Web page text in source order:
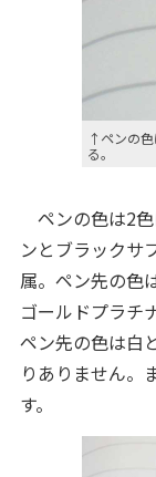
↑ペンの
る。
ペンの色は2
ンとブラックサ
属。ペン先の色
ゴールドプラチ
ペン先の色は白
りありません。
す。